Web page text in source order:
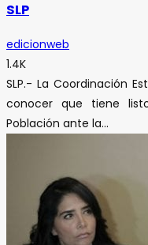
SLP
edicionweb
1.4K
SLP.- La Coordinación
conocer que tiene
Población ante la...